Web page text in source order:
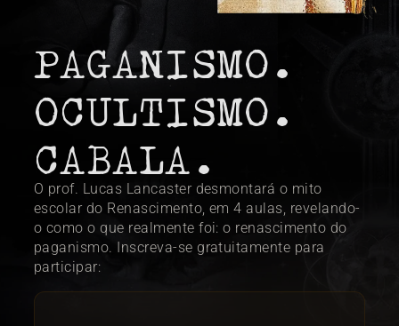
PAGANISMO.
OCULTISMO.
CABALA.
O prof. Lucas Lancaster desmontará o mito
escolar do Renascimento, em 4 aulas, revelando-
o como o que realmente foi: o renascimento do
paganismo. Inscreva-se gratuitamente para
participar: